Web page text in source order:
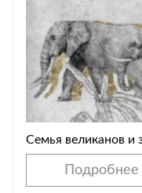
Семья великанов и
Подробнее